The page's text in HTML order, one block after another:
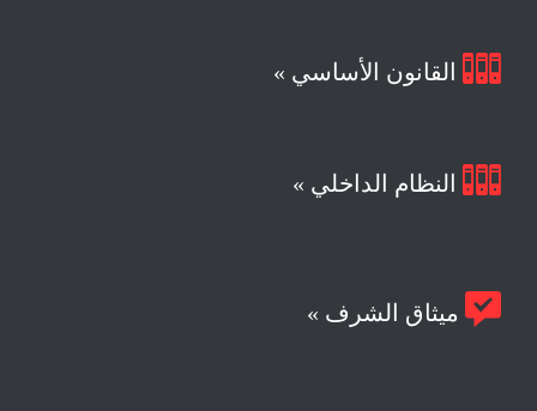
 القانون الأساسي »
 النظام الداخلي »
 ميثاق الشرف »